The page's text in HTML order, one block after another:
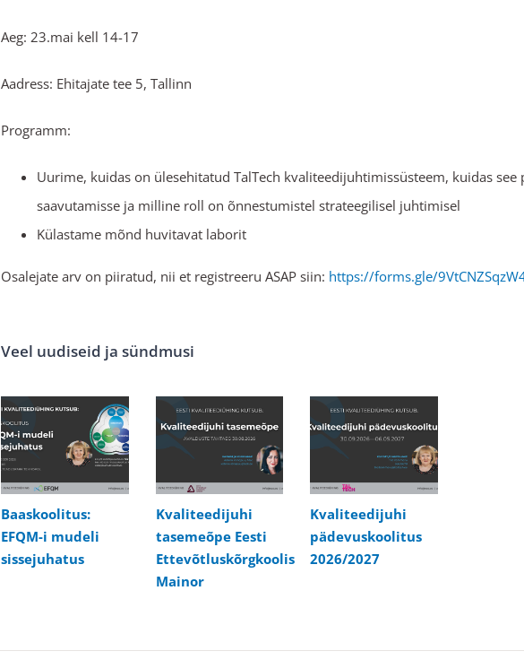
Aeg: 23.mai kell 14-17
Aadress: Ehitajate tee 5, Tallinn
Programm:
Uurime, kuidas on ülesehitatud TalTech kvaliteedijuhtimissüsteem, kuidas
saavutamisse ja milline roll on õnnestumistel strateegilisel juhtimisel
Külastame mõnd huvitavat laborit
Osalejate arv on piiratud, nii et registreeru ASAP siin: https://forms.gle/
Veel uudiseid ja sündmusi
Baaskoolitus:
EFQM-i mudeli
sissejuhatus
Kvaliteedijuhi
tasemeõpe Eesti
Ettevõtluskõrgkoolis
Mainor
Kvaliteedijuhi
pädevuskoolitus
2026/2027